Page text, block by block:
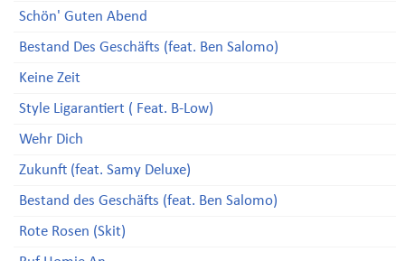
Schön' Guten Abend
Bestand Des Geschäfts (feat. Ben Salomo)
Keine Zeit
Style Ligarantiert ( Feat. B-Low)
Wehr Dich
Zukunft (feat. Samy Deluxe)
Bestand des Geschäfts (feat. Ben Salomo)
Rote Rosen (Skit)